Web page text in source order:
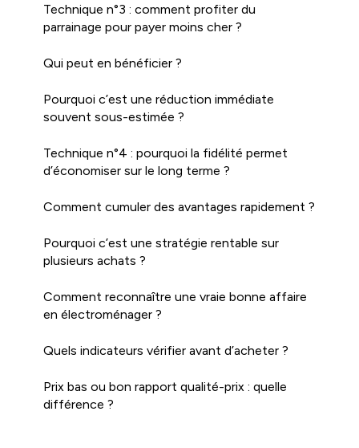
Technique n°3 : comment profiter du
parrainage pour payer moins cher ?
Qui peut en bénéficier ?
Pourquoi c’est une réduction immédiate
souvent sous-estimée ?
Technique n°4 : pourquoi la fidélité permet
d’économiser sur le long terme ?
Comment cumuler des avantages rapidement ?
Pourquoi c’est une stratégie rentable sur
plusieurs achats ?
Comment reconnaître une vraie bonne affaire
en électroménager ?
Quels indicateurs vérifier avant d’acheter ?
Prix bas ou bon rapport qualité-prix : quelle
différence ?